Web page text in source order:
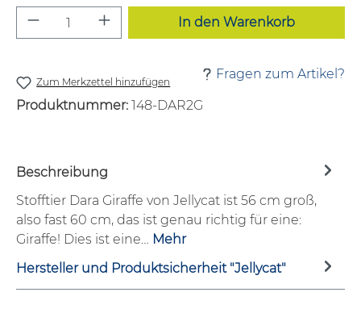
Produkt Anzahl: Gib den
In den Warenkorb
Zum Merkzettel hinzufügen
Fragen zum Artikel?
Produktnummer: 148-DAR2G
Beschreibung
Stofftier Dara Giraffe von Jellycat ist 56 cm groß,
also fast 60 cm, das ist genau richtig für eine:
Giraffe! Dies ist eine… Mehr
Hersteller und Produktsicherheit "Jellycat"